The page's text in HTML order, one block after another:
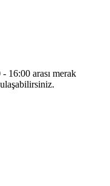
16:00 arası merak